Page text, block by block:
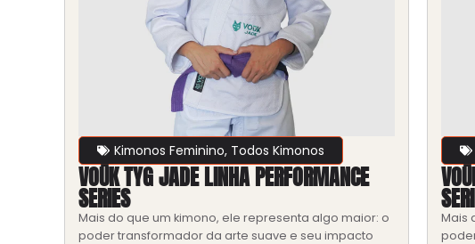
Kimonos Feminino, Todos Kimonos
VOŪK TYG JADE LINHA PERFORMANCE
SERIES
Mais do que um kimono, ele representa algo maior: o
poder transformador da arte suave e seu impacto
Mais